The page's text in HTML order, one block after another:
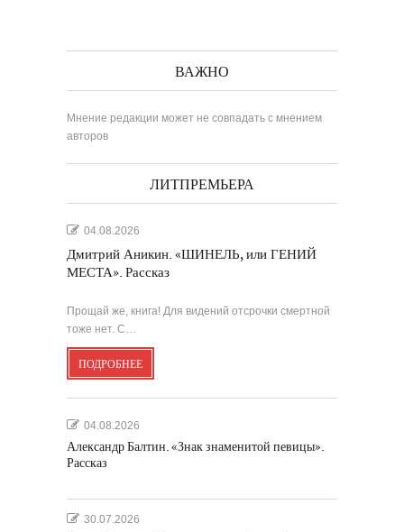
ВАЖНО
Мнение редакции может не совпадать с мнением
авторов
ЛИТПРЕМЬЕРА
04.08.2026
Дмитрий Аникин. «ШИНЕЛЬ, или ГЕНИЙ
МЕСТА». Рассказ
Прощай же, книга! Для видений отсрочки смертной
тоже нет. С…
ПОДРОБНЕЕ
04.08.2026
Александр Балтин. «Знак знаменитой певицы».
Рассказ
30.07.2026